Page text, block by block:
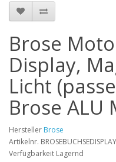
Brose
Display,
Licht
Brose ALU
Hersteller Brose
Artikelnr. BROSEBUCHSEDISPLAY
Verfügbarkeit Lagernd